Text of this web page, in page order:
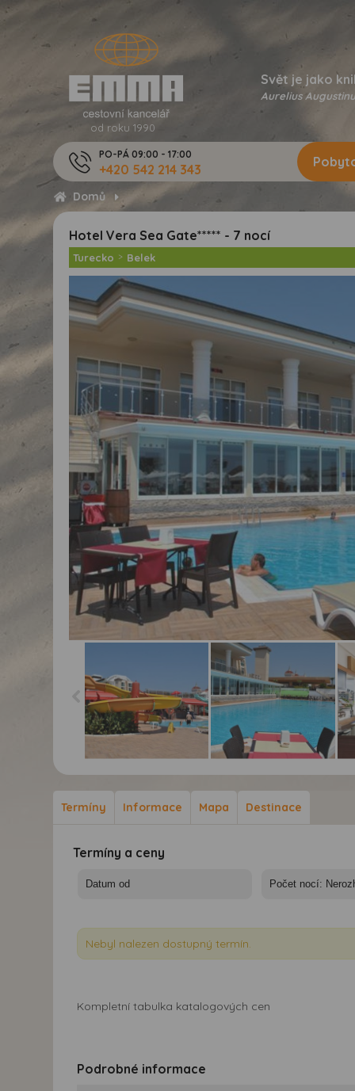
od roku 1990
Svět je jako
Aurelius
PO-PÁ 09:00 - 17:00
+420 542 214 343
Domů
Hotel Vera Sea Gate***** - 7 nocí
Turecko > Belek
Termíny
Informace Mapa Destinace
Termíny a ceny
Nebyl nalezen dostupný termín.
Kompletní tabulka katalogových cen
Podrobné informace